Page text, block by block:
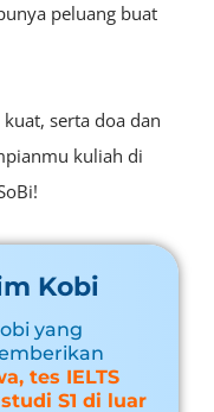
peluang buat
serta doa dan
kuliah di
Kobi
yang
tes IELTS
S1 di luar